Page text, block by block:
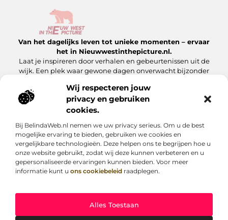
Wij respecteren jouw
privacy en gebruiken
cookies.
Bij BelindaWeb.nl nemen we uw privacy serieus. Om u de best
mogelijke ervaring te bieden, gebruiken we cookies en
vergelijkbare technologieën. Deze helpen ons te begrijpen hoe u
onze website gebruikt, zodat wij deze kunnen verbeteren en u
gepersonaliseerde ervaringen kunnen bieden. Voor meer
informatie kunt u ons cookiebeleid raadplegen.
Alles Toestaan
Van het dagelijks leven tot unieke momenten – ervaar
het in Nieuwwestinthepicture.nl.
Laat je inspireren door verhalen en gebeurtenissen uit de
wijk. Een plek waar gewone dagen onverwacht bijzonder
Onze informatie
Bericht categorie